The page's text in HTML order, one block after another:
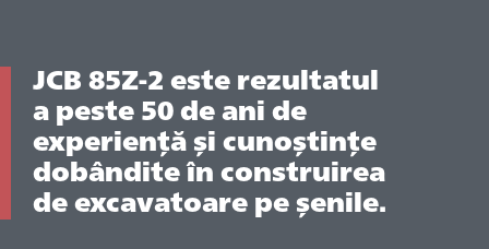
JCB 85Z-2 este rezultatul
a peste 50 de ani de
experiență și cunoștințe
dobândite în construirea
de excavatoare pe șenile.